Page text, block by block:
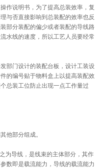
作说明书，为了提高总装效率，复
与否直接影响到总装配的效率也反
部分装配的偏少或者装配的导线路
水线的速度，所以工艺人员要经常
部门设计的装配台板，设计工装设
的编号贴于物料盒上以提高装配效
总装工位防止出现一点工作量过
他部分组成。
为导线，是线束的主体部分，其作
数即是载流能力，导线的载流能力